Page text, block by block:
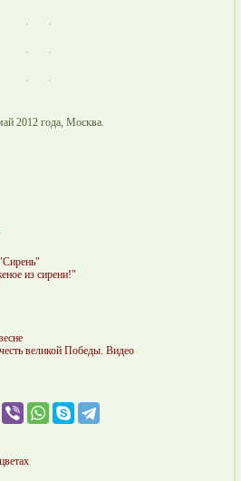
2012 года, Москва.
из сирени!"
великой Победы. Видео